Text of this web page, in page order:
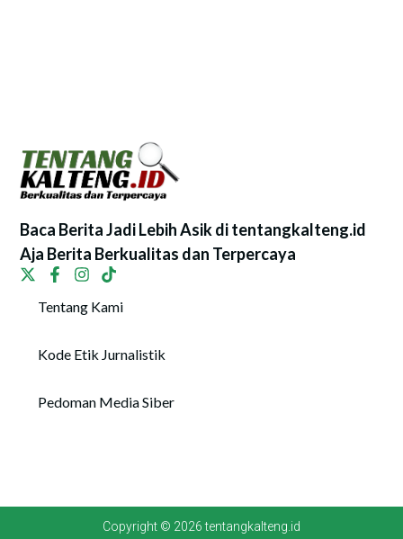
Baca Berita Jadi Lebih Asik di tentangkalteng.id
Aja Berita Berkualitas dan Terpercaya
Tentang Kami
Kode Etik Jurnalistik
Pedoman Media Siber
Copyright © 2026 tentangkalteng.id